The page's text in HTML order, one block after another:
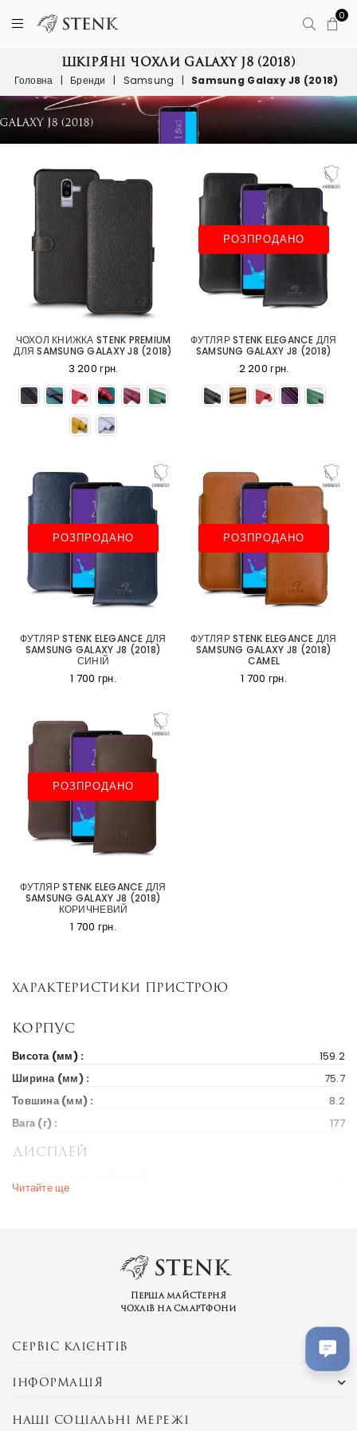
0
ШКІРЯНІ ЧОХЛИ GALAXY J8 (2018)
Головна | Бренди | Samsung | Samsung Galaxy J8 (2018)
ЧОХОЛ КНИЖКА STENK PREMIUM
ДЛЯ SAMSUNG GALAXY J8 (2018)
3 200 грн.
РОЗПРОДАНО
ФУТЛЯР STENK ELEGANCE ДЛЯ
SAMSUNG GALAXY J8 (2018)
2 200 грн.
РОЗПРОДАНО
ФУТЛЯР STENK ELEGANCE ДЛЯ
SAMSUNG GALAXY J8 (2018)
СИНІЙ
1 700 грн.
РОЗПРОДАНО
ФУТЛЯР STENK ELEGANCE ДЛЯ
SAMSUNG GALAXY J8 (2018)
CAMEL
1 700 грн.
РОЗПРОДАНО
ФУТЛЯР STENK ELEGANCE ДЛЯ
SAMSUNG GALAXY J8 (2018)
КОРИЧНЕВИЙ
1 700 грн.
Характеристики пристрою
Корпус
Висота (мм) :
159.2
Ширина (мм) :
75.7
Товшина (мм) :
8.2
Вага (г) :
177
Дисплей
Діагональ екрану (дюйм) :
Ціна на старті продажів :
Бренд та модель
Серія пристрою : Galaxy J
Альтернативні назви :
Samsung Galaxy On8 in India
Читайте ще
Перша майстерня
чохлів на смартфони
СЕРВІС КЛІЄНТІВ
ІНФОРМАЦІЯ
НАШІ СОЦІАЛЬНІ МЕРЕЖІ